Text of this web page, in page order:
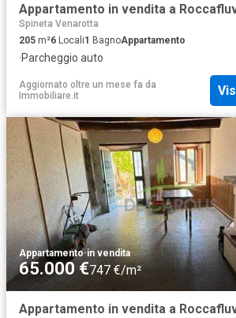
Appartamento in vendita a
Spineta Venarotta
205 m²6 Locali1 BagnoAppartamento
·Parcheggio auto
Aggiornato oltre un mese fa da
Immobiliare.it
Appartamento·in vendita
65.000 €747 €/m²
Appartamento in vendita a